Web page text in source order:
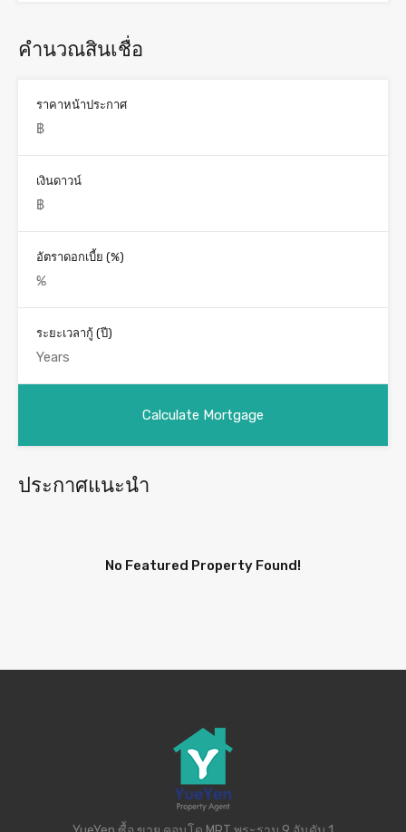
คำนวณสินเชื่อ
ราคาหน้าประกาศ
เงินดาวน์
อัตราดอกเบี้ย (%)
ระยะเวลากู้ (ปี)
ประกาศแนะนำ
No Featured Property Found!